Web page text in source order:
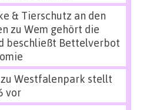
& Tierschutz an den
zu Wem gehört die
beschließt Bettelverbot
zu Westfalenpark stellt
vor